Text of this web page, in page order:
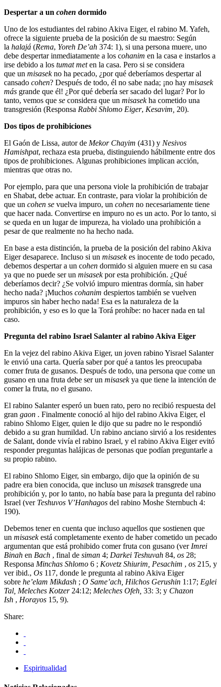
Despertar a un cohen dormido
Uno de los estudiantes del rabino Akiva Eiger, el rabino M. Yafeh,
ofrece la siguiente prueba de la posición de su maestro: Según
la halajá (Rema, Yoreh De’ah 374: 1), si una persona muere, uno
debe despertar inmediatamente a los cohanim en la casa e instarlos a
irse debido a los tumat meten la casa. Pero si se considera
que un misasekno ha pecado, ¿por qué deberíamos despertar al
cansado cohen? Después de todo, él no sabe nada; ¡no hay misasek
más grande que él! ¿Por qué debería ser sacado del lugar? Por lo
tanto, vemos que se considera que un misasekha cometido una
transgresión (Responsa Rabbi Shlomo Eiger, Kesavim, 20).
Dos tipos de prohibiciones
El Gaón de Lissa, autor de Mekor Chayim (431) y Nesivos
Hamishpat, rechaza esta prueba, distinguiendo hábilmente entre dos
tipos de prohibiciones. Algunas prohibiciones implican acción,
mientras que otras no.
Por ejemplo, para que una persona viole la prohibición de trabajar
en Shabat, debe actuar. En contraste, para violar la prohibición de
que un cohen se vuelva impuro, un cohen no necesariamente tiene
que hacer nada. Convertirse en impuro no es un acto. Por lo tanto, si
se queda en un lugar de impureza, ha violado una prohibición a
pesar de que realmente no ha hecho nada.
En base a esta distinción, la prueba de la posición del rabino Akiva
Eiger desaparece. Incluso si un misasekes inocente de todo pecado,
debemos despertar a un cohen dormido si alguien muere en su casa
ya que no puede ser un misasekpor esta prohibición. ¿Qué
deberíamos decir? ¿Se volvió impuro mientras dormía, sin haber
hecho nada? ¡Muchos cohanim despiertos también se vuelven
impuros sin haber hecho nada! Esa es la naturaleza de la
prohibición, y eso es lo que la Torá prohíbe: no hacer nada en tal
caso.
Pregunta del rabino Israel Salanter al rabino Akiva Eiger
En la vejez del rabino Akiva Eiger, un joven rabino Yisrael Salanter
le envió una carta. Quería saber por qué a tantos les preocupaba
comer fruta de gusanos. Después de todo, una persona que come un
gusano en una fruta debe ser un misasekya que tiene la intención de
comer la fruta, no el gusano.
El rabino Salanter esperó un buen rato, pero no recibió respuesta del
gran gaon . Finalmente conoció al hijo del rabino Akiva Eiger, el
rabino Shlomo Eiger, quien le dijo que su padre no le respondió
debido a su gran humildad. Un rabino anciano sirvió a los residentes
de Salant, donde vivía el rabino Israel, y el rabino Akiva Eiger evitó
responder preguntas halájicas de personas que podían preguntarle a
su propio rabino.
El rabino Shlomo Eiger, sin embargo, dijo que la opinión de su
padre era bien conocida, que incluso un misasektransgrede una
prohibición y, por lo tanto, no había base para la pregunta del rabino
Israel (ver Teshuvos V’Hanhagos del rabino Moshe Sternbuch 4:
190).
Debemos tener en cuenta que incluso aquellos que sostienen que
un misasekestá completamente exento de haber cometido un pecado
argumentan que está prohibido comer fruta con gusano (ver Imrei
Binah en Bach , final de siman 4; Darkei Teshuvah 84, os 28;
Responsa Minchas Shlomo 6 ; Kovetz Shiurim, Pesachim , os 215, y
ver ibid., Os 117, donde le pregunta al rabino Akiva Eiger
sobre he’elam Mikdash ; O Same’ach, Hilchos Gerushin 1:17; Eglei
Tal, Meleches Kotzer24:12; Meleches Ofeh, 33: 3; y Chazon
Ish , Horayos 15, 9).
Share:
Espiritualidad